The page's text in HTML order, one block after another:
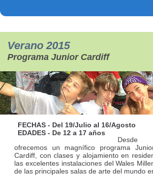
Verano 2015
Programa Junior Cardiff
FECHAS - Del 19/Julio al 16/Agosto
EDADES - De 12 a 17 años
Desde
ofrecemos un magnífico programa
Cardiff, con clases y alojamiento en
las excelentes instalaciones del Wales
de las principales salas de arte del mundo